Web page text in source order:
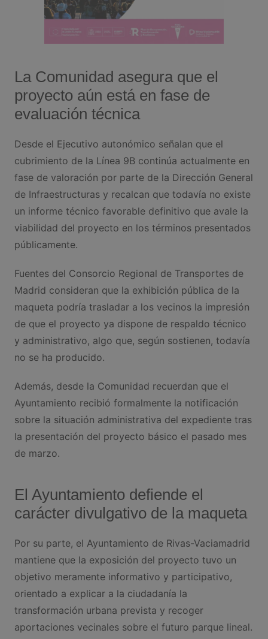
La Comunidad asegura que el
proyecto aún está en fase de
evaluación técnica
Desde el Ejecutivo autonómico señalan que el
cubrimiento de la Línea 9B continúa actualmente en
fase de valoración por parte de la Dirección General
de Infraestructuras y recalcan que todavía no existe
un informe técnico favorable definitivo que avale la
viabilidad del proyecto en los términos presentados
públicamente.
Fuentes del Consorcio Regional de Transportes de
Madrid consideran que la exhibición pública de la
maqueta podría trasladar a los vecinos la impresión
de que el proyecto ya dispone de respaldo técnico
y administrativo, algo que, según sostienen, todavía
no se ha producido.
Además, desde la Comunidad recuerdan que el
Ayuntamiento recibió formalmente la notificación
sobre la situación administrativa del expediente tras
la presentación del proyecto básico el pasado mes
de marzo.
El Ayuntamiento defiende el
carácter divulgativo de la maqueta
Por su parte, el Ayuntamiento de Rivas-Vaciamadrid
mantiene que la exposición del proyecto tuvo un
objetivo meramente informativo y participativo,
orientado a explicar a la ciudadanía la
transformación urbana prevista y recoger
aportaciones vecinales sobre el futuro parque lineal.